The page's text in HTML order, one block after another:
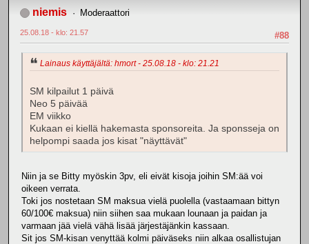
niemis Moderaattori
#88
25.08.18 - klo: 21.57
Lainaus käyttäjältä: hmort - 25.08.18 - klo: 21.21
SM kilpailut 1 päivä
Neo 5 päivää
EM viikko
Kukaan ei kiellä hakemasta sponsoreita. Ja sponsseja on
helpompi saada jos kisat "näyttävät"
Niin ja se Bitty myöskin 3pv, eli eivät kisoja joihin SM:ää voi
oikeen verrata.
Toki jos nostetaan SM maksua vielä puolella (vastaamaan bittyn
60/100€ maksua) niin siihen saa mukaan lounaan ja paidan ja
varmaan jää vielä vähä lisää järjestäjänkin kassaan.
Sit jos SM-kisan venyttää kolmi päiväseks niin alkaa osallistujan